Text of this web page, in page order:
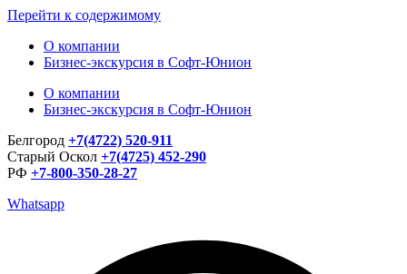
Перейти к содержимому
О компании
Бизнес-экскурсия в Софт-Юнион
О компании
Бизнес-экскурсия в Софт-Юнион
Белгород +7(4722) 520-911
Старый Оскол +7(4725) 452-290
РФ +7-800-350-28-27
Whatsapp